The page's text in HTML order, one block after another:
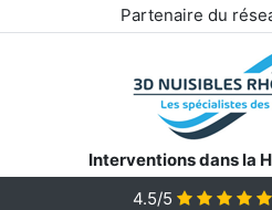
Partenaire du
Interventions dans la
4.5/5